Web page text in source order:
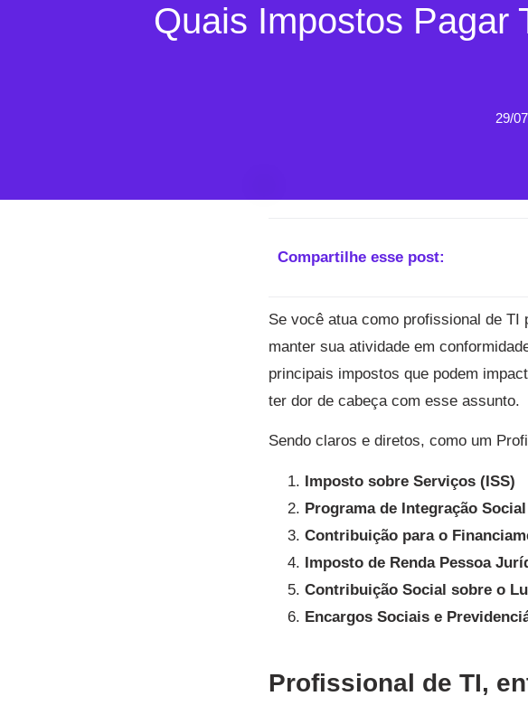
Quais Impostos Pagar
29/
Compartilhe esse post:
Se você atua como profissional de
manter sua atividade em
principais impostos que podem
ter dor de cabeça com esse assunto.
Sendo claros e diretos, como um
Imposto sobre Serviços (ISS)
Programa de Integração
Contribuição para o
Imposto de Renda Pessoa
Contribuição Social sobre o
Encargos Sociais e
Profissional de TI,